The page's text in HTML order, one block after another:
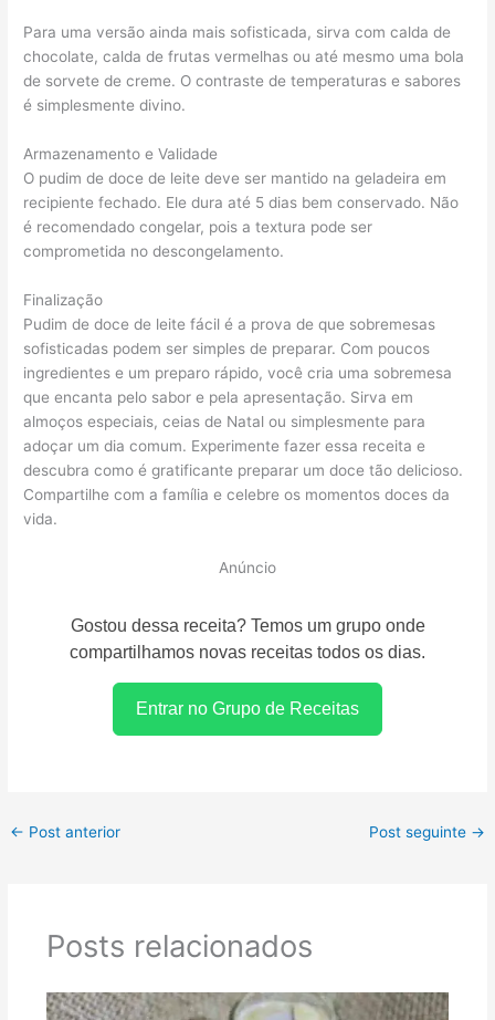
Para uma versão ainda mais sofisticada, sirva com calda de
chocolate, calda de frutas vermelhas ou até mesmo uma bola
de sorvete de creme. O contraste de temperaturas e sabores
é simplesmente divino.
Armazenamento e Validade
O pudim de doce de leite deve ser mantido na geladeira em
recipiente fechado. Ele dura até 5 dias bem conservado. Não
é recomendado congelar, pois a textura pode ser
comprometida no descongelamento.
Finalização
Pudim de doce de leite fácil é a prova de que sobremesas
sofisticadas podem ser simples de preparar. Com poucos
ingredientes e um preparo rápido, você cria uma sobremesa
que encanta pelo sabor e pela apresentação. Sirva em
almoços especiais, ceias de Natal ou simplesmente para
adoçar um dia comum. Experimente fazer essa receita e
descubra como é gratificante preparar um doce tão delicioso.
Compartilhe com a família e celebre os momentos doces da
vida.
Anúncio
Gostou dessa receita? Temos um grupo onde
compartilhamos novas receitas todos os dias.
Entrar no Grupo de Receitas
← Post anterior Post seguinte →
Posts relacionados